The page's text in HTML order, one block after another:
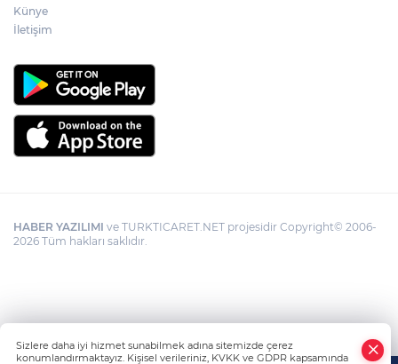
Künye
İletişim
HABER YAZILIMI ve TURKTICARET.NET projesidir Copyright© 2006-
2026 Tüm hakları saklıdır.
Sizlere daha iyi hizmet sunabilmek adına sitemizde çerez
konumlandırmaktayız. Kişisel verileriniz, KVKK ve GDPR kapsamında